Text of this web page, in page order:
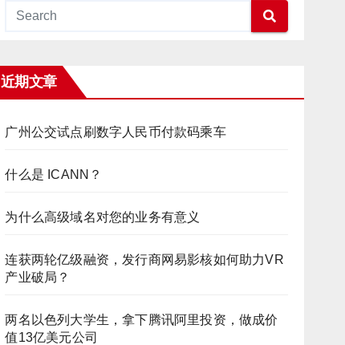
近期文章
广州公交试点刷数字人民币付款码乘车
什么是 ICANN？
为什么高级域名对您的业务有意义
连获两轮亿级融资，发行商网易影核如何助力VR
产业破局？
两名以色列大学生，拿下腾讯阿里投资，做成价
值13亿美元公司